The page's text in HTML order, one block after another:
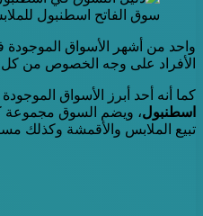
سوق الفاتح اسطنبول
واحد من أشهر الأسواق الموجودة
الأفراد على وجه الخصوص من
كما أنه أحد أبرز الأسواق
اسطنبول، ويضم السوق مجموعة
تبيع الملابس والأقمشة وكذلك